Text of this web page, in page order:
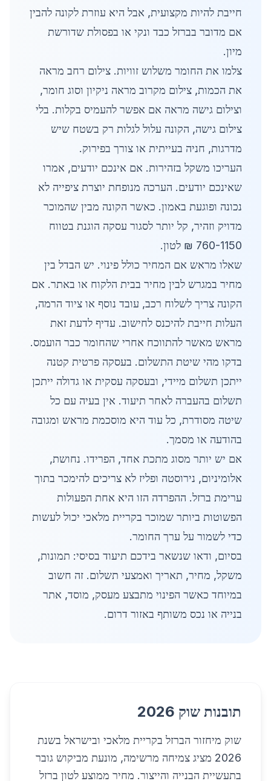
חייבת להיות מקצועית, אבל היא עוזרת לקונה להבין
אם מדובר בברזל כבד ונקי או בפסולת שדורשת
מיון.
צלמו את החומר משלוש זוויות. צילום רחב מראה
את הכמות, צילום מקרוב מראה ניקיון וסוג חומר,
וצילום גישה מראה אם אפשר להעמיס בקלות. בלי
צילום גישה, הקונה עלול לגלות רק בשטח שיש
מדרגות, חניה בעייתית או צורך בפירוק.
העריכו משקל בזהירות. אם אינכם יודעים, אמרו
שאינכם יודעים. הערכה מנופחת יוצרת ציפייה לא
נכונה ופוגעת באמון. כאשר הקונה מבין שהמוכר
מדויק וזהיר, קל יותר לסגור עסקה הוגנת בטווח
760-1150 ₪ לטון.
שאלו מראש אם המחיר כולל פינוי. יש הבדל בין
מחיר במגרש לבין מחיר בבית הלקוח או באתר. אם
הקונה צריך לשלוח רכב, עובד נוסף או ציוד הרמה,
העלות חייבת להיכנס לחישוב. עדיף לדעת זאת
מראש מאשר להתווכח אחרי שהחומר כבר הועמס.
בדקו מהי שיטת התשלום. בעסקה פרטית קטנה
ייתכן תשלום מיידי, ובעסקה עסקית או גדולה ייתכן
תשלום בהעברה לאחר תיעוד. אין בעיה עם כל
שיטה מסודרת, כל עוד היא מוסכמת מראש ומגובה
בהודעה או מסמך.
אם יש יותר מסוג מתכת אחד, הפרידו. נחושת,
אלומיניום, נירוסטה ופליז לא צריכים להימכר בתוך
ערימת ברזל. ההפרדה הזו היא אחת הפעולות
הפשוטות ביותר שמוכר בקריית מלאכי יכול לעשות
כדי לשמור על ערך החומר.
בסיום, ודאו שנשאר בידכם תיעוד בסיסי: תמונות,
משקל, מחיר, תאריך ואמצעי תשלום. זה חשוב
במיוחד כאשר הפינוי מתבצע מעסק, מוסד, אתר
בנייה או נכס משותף באזור דרום.
תובנות שוק 2026
שוק מיחזור הברזל בקריית מלאכי ובישראל בשנת
2026 מציג צמיחה מרשימה, מונעת מביקוש גובר
בתעשיית הבנייה והייצור. מחיר ממוצע לטון ברזל